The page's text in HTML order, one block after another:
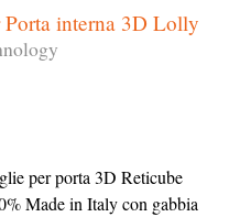
interna 3D Lolly
per porta 3D Reticube
Made in Italy con gabbia